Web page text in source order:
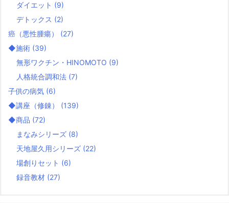
ダイエット (9)
デトックス (2)
癌（悪性腫瘍） (27)
◆施術 (39)
無形ワクチン・HINOMOTO (9)
人格統合調和法 (7)
子供の病気 (6)
◆講座（修錬） (139)
◆商品 (72)
まなみシリーズ (8)
天地屋久用シリーズ (22)
場創りセット (6)
録音教材 (27)